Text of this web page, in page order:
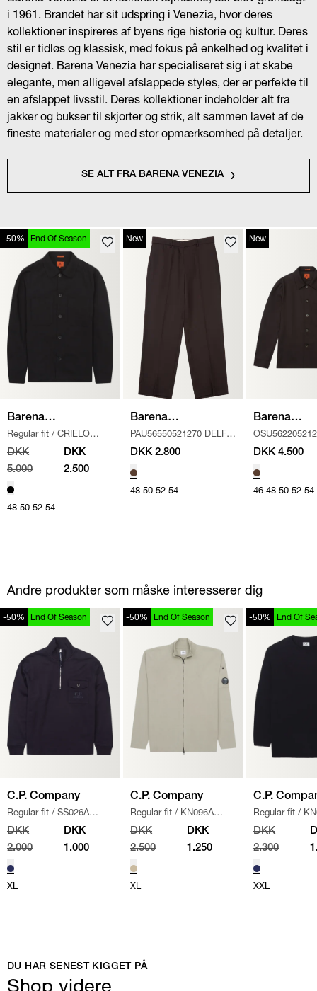
i 1961. Brandet har sit udspring i Venezia, hvor deres
kollektioner inspireres af byens rige historie og kultur. Deres
stil er tidløs og klassisk, med fokus på enkelhed og kvalitet i
designet. Barena Venezia har specialiseret sig i at skabe
elegante, men alligevel afslappede styles, der er perfekte til
en afslappet livsstil. Deres kollektioner indeholder alt fra
jakker og bukser til skjorter og strik, alt sammen lavet af de
fineste materialer og med stor opmærksomhed på detaljer.
SE ALT FRA BARENA VENEZIA
-50% End Of Season
Barena
Venezia
Regular fit / CRIELO
CAPITAN OVERSHIRT
DKK
5.000
DKK
2.500
48 50 52 54
New
Barena
Venezia
PAU56550521270 DELFO
LIGIO BUK /
DKK 2.800
48 50 52 54
New
Barena
Venezia
OVERSHIRT
DKK 4.500
46 48 50 52 54
Andre produkter som måske interesserer dig
-50% End Of Season
C.P. Company
Regular fit / SS026A
005086W SWEATSHIRT
DKK
2.000
DKK
1.000
XL
-50% End Of Season
C.P. Company
Regular fit / KN096A
110560A STRIK / SAND
DKK
2.500
DKK
1.250
XL
-50% End Of
C.P.
Regular fit /
/ NAVY
DKK
2.300
XXL
DU HAR SENEST KIGGET PÅ
Shop videre